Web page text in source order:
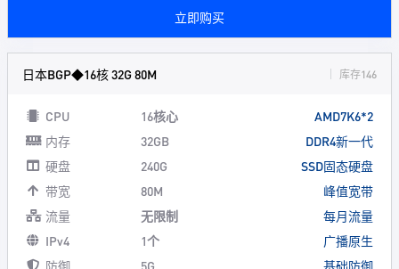
立即购买
日本BGP◆16核 32G 80M 库存146
CPU 16核心
AMD7K6*2
内存
32GB
DDR4新一代
硬盘
240G
SSD固态硬盘
带宽
80M
峰值宽带
流量
无限制
每月流量
IPv4
1个
广播原生
防御
5G 基础防御